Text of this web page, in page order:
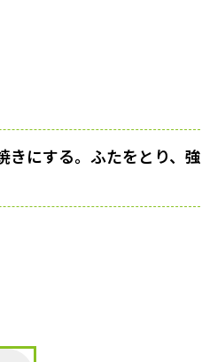
きにする。ふたをとり、強